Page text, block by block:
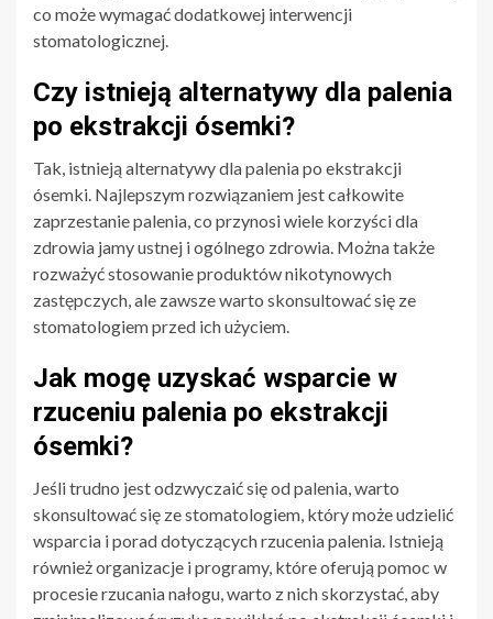
co może wymagać dodatkowej interwencji
stomatologicznej.
Czy istnieją alternatywy dla palenia
po ekstrakcji ósemki?
Tak, istnieją alternatywy dla palenia po ekstrakcji
ósemki. Najlepszym rozwiązaniem jest całkowite
zaprzestanie palenia, co przynosi wiele korzyści dla
zdrowia jamy ustnej i ogólnego zdrowia. Można także
rozważyć stosowanie produktów nikotynowych
zastępczych, ale zawsze warto skonsultować się ze
stomatologiem przed ich użyciem.
Jak mogę uzyskać wsparcie w
rzuceniu palenia po ekstrakcji
ósemki?
Jeśli trudno jest odzwyczaić się od palenia, warto
skonsultować się ze stomatologiem, który może udzielić
wsparcia i porad dotyczących rzucenia palenia. Istnieją
również organizacje i programy, które oferują pomoc w
procesie rzucania nałogu, warto z nich skorzystać, aby